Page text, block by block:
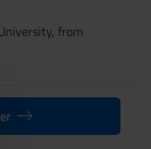
from